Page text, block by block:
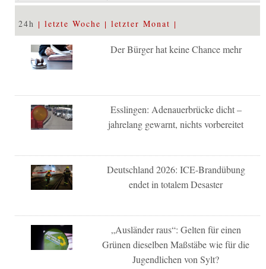
24h letzte Woche letzter Monat
Der Bürger hat keine Chance mehr
Esslingen: Adenauerbrücke dicht –
jahrelang gewarnt, nichts vorbereitet
Deutschland 2026: ICE-Brandübung
endet in totalem Desaster
„Ausländer raus“: Gelten für einen
Grünen dieselben Maßstäbe wie für die
Jugendlichen von Sylt?